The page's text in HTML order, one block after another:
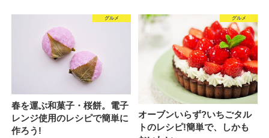
グルメ
春を運ぶ和菓子・桜餅。電子
レンジ使用のレシピで簡単に
作ろう!
グルメ
オーブンいらず?いちごタル
トのレシピ!簡単で、しかも